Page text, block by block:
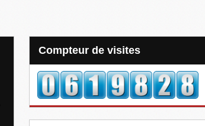
Compteur de visites